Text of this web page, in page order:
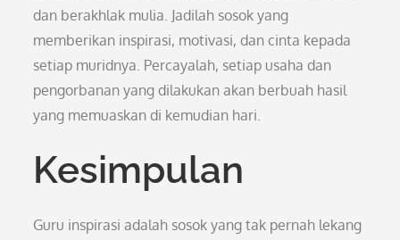
dan berakhlak mulia. Jadilah sosok yang
memberikan inspirasi, motivasi, dan cinta kepada
setiap muridnya. Percayalah, setiap usaha dan
pengorbanan yang dilakukan akan berbuah hasil
yang memuaskan di kemudian hari.
Kesimpulan
Guru inspirasi adalah sosok yang tak pernah lekang